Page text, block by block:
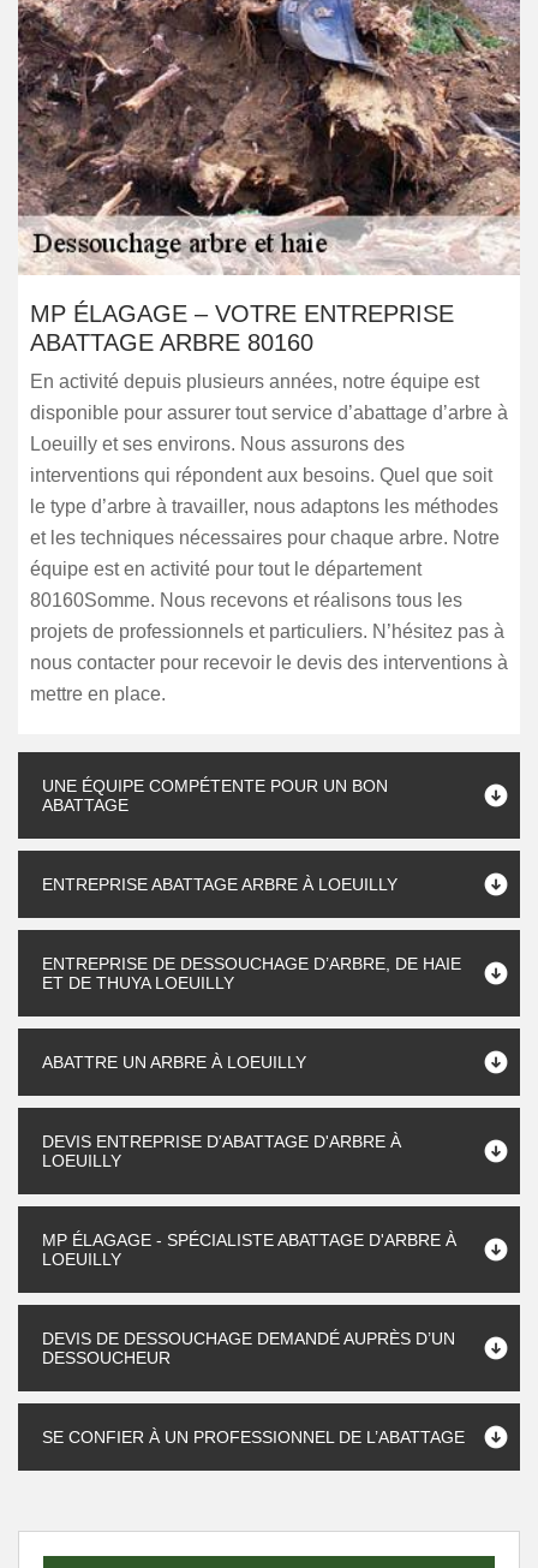
MP ÉLAGAGE – VOTRE ENTREPRISE
ABATTAGE ARBRE 80160
En activité depuis plusieurs années, notre équipe est
disponible pour assurer tout service d’abattage d’arbre à
Loeuilly et ses environs. Nous assurons des
interventions qui répondent aux besoins. Quel que soit
le type d’arbre à travailler, nous adaptons les méthodes
et les techniques nécessaires pour chaque arbre. Notre
équipe est en activité pour tout le département
80160Somme. Nous recevons et réalisons tous les
projets de professionnels et particuliers. N’hésitez pas à
nous contacter pour recevoir le devis des interventions à
mettre en place.
UNE ÉQUIPE COMPÉTENTE POUR UN BON
ABATTAGE
ENTREPRISE ABATTAGE ARBRE À LOEUILLY
ENTREPRISE DE DESSOUCHAGE D’ARBRE, DE HAIE
ET DE THUYA LOEUILLY
ABATTRE UN ARBRE À LOEUILLY
DEVIS ENTREPRISE D'ABATTAGE D'ARBRE À
LOEUILLY
MP ÉLAGAGE - SPÉCIALISTE ABATTAGE D'ARBRE À
LOEUILLY
DEVIS DE DESSOUCHAGE DEMANDÉ AUPRÈS D’UN
DESSOUCHEUR
SE CONFIER À UN PROFESSIONNEL DE L’ABATTAGE